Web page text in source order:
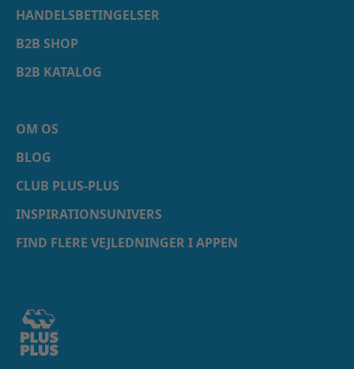
HANDELSBETINGELSER
B2B SHOP
B2B KATALOG
OM OS
BLOG
CLUB PLUS-PLUS
INSPIRATIONSUNIVERS
FIND FLERE VEJLEDNINGER I APPEN